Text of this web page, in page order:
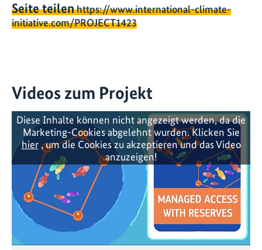
Seite teilenhttps://www.international-climate-
initiative.com/PROJECT1423
Videos zum Projekt
Diese Inhalte können nicht angezeigt werden, da die
Marketing-Cookies abgelehnt wurden. Klicken Sie
hier, um die Cookies zu akzeptieren und das Video
anzuzeigen!